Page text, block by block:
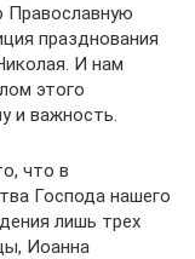
празднования
И нам
этого
и важность.
что в
Господа нашего
лишь трех
Иоанна